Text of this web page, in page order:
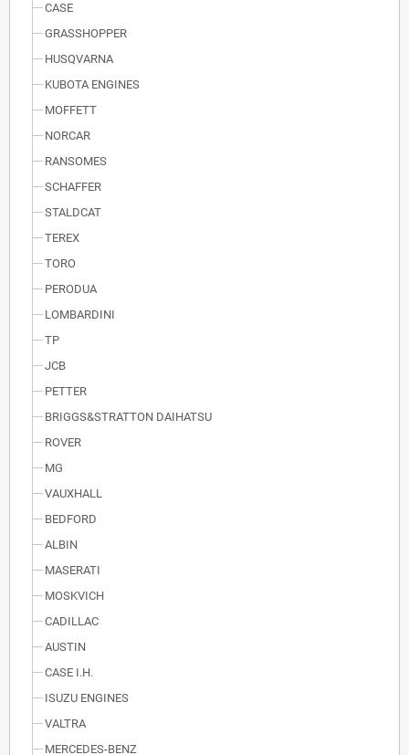
CASE
GRASSHOPPER
HUSQVARNA
KUBOTA ENGINES
MOFFETT
NORCAR
RANSOMES
SCHAFFER
STALDCAT
TEREX
TORO
PERODUA
LOMBARDINI
TP
JCB
PETTER
BRIGGS&STRATTON DAIHATSU
ROVER
MG
VAUXHALL
BEDFORD
ALBIN
MASERATI
MOSKVICH
CADILLAC
AUSTIN
CASE I.H.
ISUZU ENGINES
VALTRA
MERCEDES-BENZ